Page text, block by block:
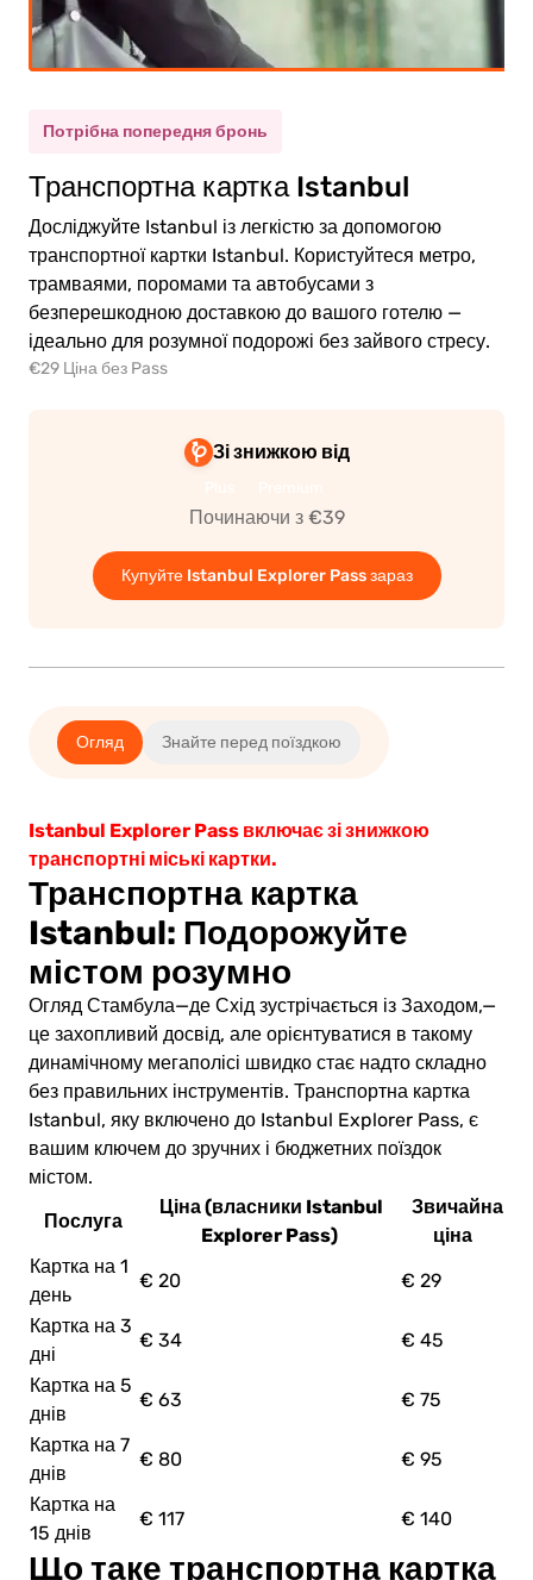
Потрібна попередня бронь
Транспортна картка Istanbul
Досліджуйте Istanbul із легкістю за допомогою
транспортної картки Istanbul. Користуйтеся метро,
трамваями, поромами та автобусами з
безперешкодною доставкою до вашого готелю —
ідеально для розумної подорожі без зайвого стресу.
€29 Ціна без Pass
Зі знижкою від
Починаючи з €39
Купуйте Istanbul Explorer Pass зараз
Огляд Знайте перед поїздкою
Istanbul Explorer Pass включає зі знижкою
транспортні міські картки.
Транспортна картка
Istanbul: Подорожуйте
містом розумно
Огляд Стамбула—де Схід зустрічається із Заходом,—
це захопливий досвід, але орієнтуватися в такому
динамічному мегаполісі швидко стає надто складно
без правильних інструментів. Транспортна картка
Istanbul, яку включено до Istanbul Explorer Pass, є
вашим ключем до зручних і бюджетних поїздок
містом.
Послуга
Ціна (власники Istanbul
Explorer Pass)
Звичайна
ціна
Картка на 1
день
€ 20 € 29
Картка на 3
дні
€ 34 € 45
Картка на 5
днів
€ 63 € 75
Картка на 7
днів
€ 80 € 95
Картка на
15 днів
€ 117 € 140
Що таке транспортна картка
(5-11)
0.00€